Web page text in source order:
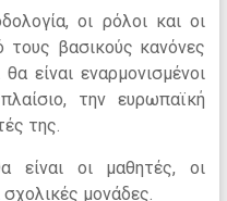
οι ρόλοι και οι
τους βασικούς κανόνες
είναι εναρμονισμένοι
την ευρωπαϊκή
της.
είναι οι μαθητές, οι
σχολικές μονάδες.